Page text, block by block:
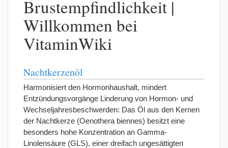
Brustempfindlichkeit |
Willkommen bei
VitaminWiki
Nachtkerzenöl
Harmonisiert den Hormonhaushalt, mindert
Entzündungsvorgänge Linderung von Hormon- und
Wechseljahresbeschwerden: Das Öl aus den Kernen
der Nachtkerze (Oenothera biennes) besitzt eine
besonders hohe Konzentration an Gamma-
Linolensäure (GLS), einer dreifach ungesättigten